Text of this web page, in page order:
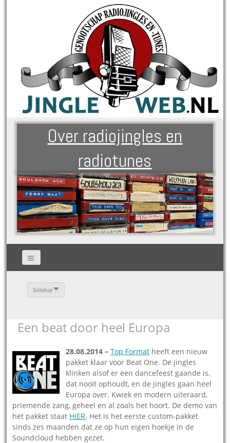
Over radiojingles en
radiotunes
Sidebar
Een beat door heel Europa
28.08.2014 – Top Format heeft een nieuw
pakket klaar voor Beat One. De jingles
klinken alsof er een dancefeest gaande is,
dat nooit ophoudt, en de jingles gaan heel
Europa over. Kwiek en modern uiteraard,
priemende zang, geheel en al zoals het hoort. De demo van
het pakket staat HIER. Het is het eerste custom-pakket
sinds zes maanden dat ze op hun eigen hoekje in de
Soundcloud hebben gezet.